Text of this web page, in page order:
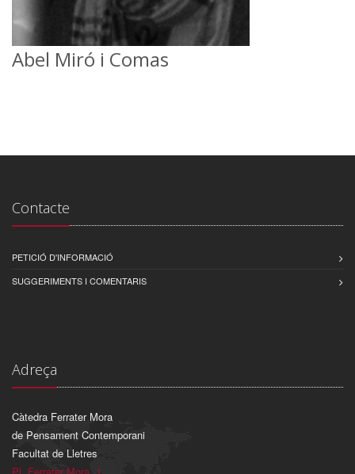
Abel Miró i Comas
Contacte
PETICIÓ D'INFORMACIÓ
SUGGERIMENTS I COMENTARIS
Adreça
Càtedra Ferrater Mora
de Pensament Contemporani
Facultat de Lletres